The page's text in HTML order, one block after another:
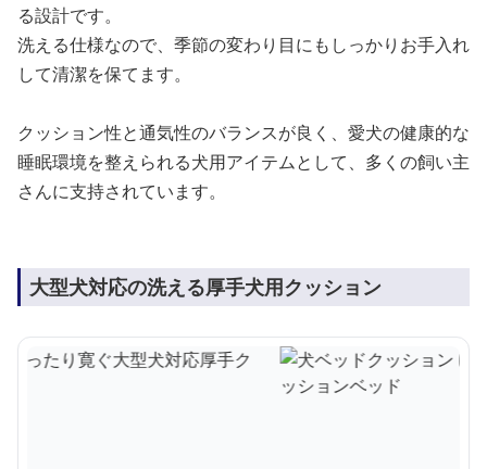
る設計です。
洗える仕様なので、季節の変わり目にもしっかりお手入れ
して清潔を保てます。
クッション性と通気性のバランスが良く、愛犬の健康的な
睡眠環境を整えられる犬用アイテムとして、多くの飼い主
さんに支持されています。
大型犬対応の洗える厚手犬用クッション